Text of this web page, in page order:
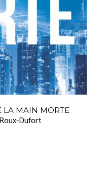
LA MAIN MORTE
Dufort